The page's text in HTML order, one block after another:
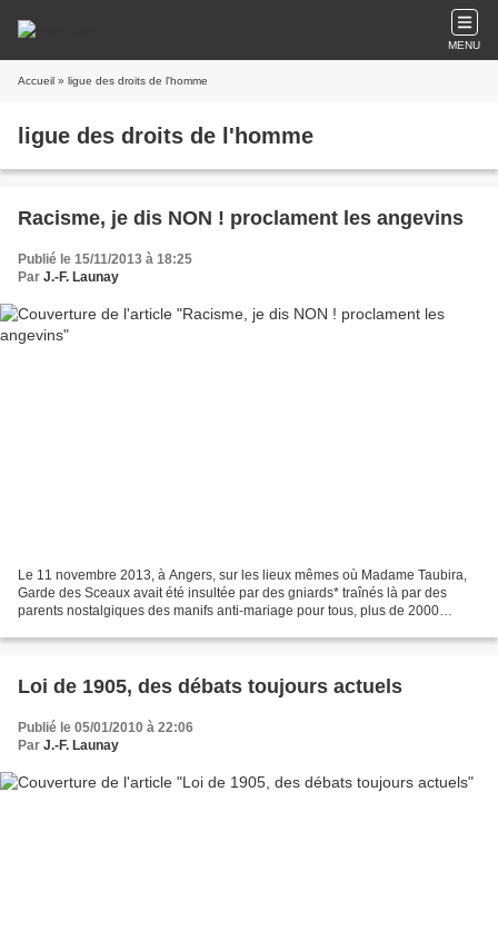
MENU
Accueil » ligue des droits de l'homme
ligue des droits de l'homme
Racisme, je dis NON ! proclament les angevins
Publié le 15/11/2013 à 18:25
Par J.-F. Launay
Le 11 novembre 2013, à Angers, sur les lieux mêmes où Madame Taubira,
Garde des Sceaux avait été insultée par des gniards* traînés là par des
parents nostalgiques des manifs anti-mariage pour tous, plus de 2000
Loi de 1905, des débats toujours actuels
Publié le 05/01/2010 à 22:06
Par J.-F. Launay